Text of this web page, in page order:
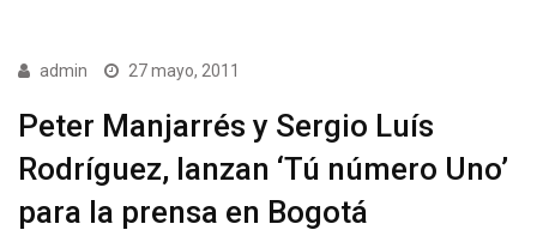
admin 27 mayo, 2011
Peter Manjarrés y Sergio Luís
Rodríguez, lanzan ‘Tú número Uno’
para la prensa en Bogotá